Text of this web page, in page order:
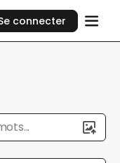
connecter